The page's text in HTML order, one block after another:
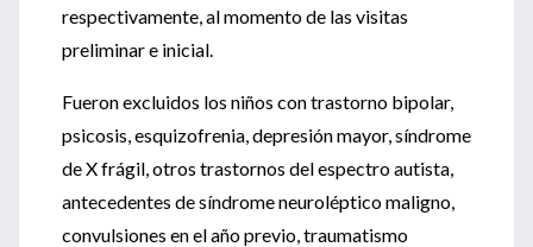
respectivamente, al momento de las visitas
preliminar e inicial.
Fueron excluidos los niños con trastorno bipolar,
psicosis, esquizofrenia, depresión mayor, síndrome
de X frágil, otros trastornos del espectro autista,
antecedentes de síndrome neuroléptico maligno,
convulsiones en el año previo, traumatismo